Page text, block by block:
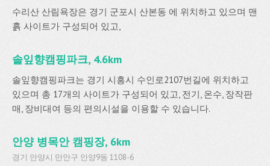
수리산 산림욕장은 경기 군포시 산본동 에 위치하고 있으며 맨
흙 사이트가 구성되어 있고,
솔잎향캠핑파크, 4.6km
솔잎향캠핑파크는 경기 시흥시 수인로2107번길에 위치하고
있으며 총 17개의 사이트가 구성되어 있고, 전기, 온수, 장작판
매, 장비대여 등의 편의시설을 이용할 수 있습니다.
안양 병목안 캠핑장, 6km
경기 안양시 만안구 안양9동 1108-6